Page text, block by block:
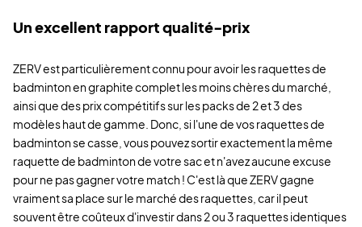
Un excellent rapport qualité-prix
ZERV est particulièrement connu pour avoir les raquettes de
badminton en graphite complet les moins chères du marché,
ainsi que des prix compétitifs sur les packs de 2 et 3 des
modèles haut de gamme. Donc, si l'une de vos raquettes de
badminton se casse, vous pouvez sortir exactement la même
raquette de badminton de votre sac et n'avez aucune excuse
pour ne pas gagner votre match ! C'est là que ZERV gagne
vraiment sa place sur le marché des raquettes, car il peut
souvent être coûteux d'investir dans 2 ou 3 raquettes identiques